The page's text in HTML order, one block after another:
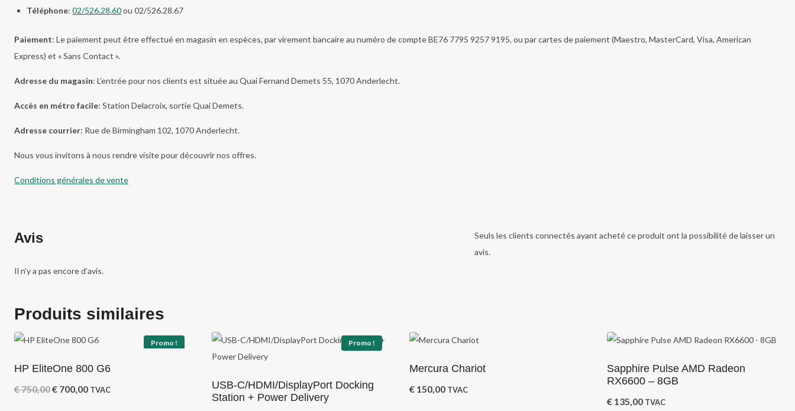
Téléphone: 02/526.28.60ou 02/526.28.67
Paiement: Le paiement peut être effectué en magasin en espèces, par virement bancaire au numéro de compte BE76 7795 9257 9195, ou par cartes de paiement (Maestro, MasterCard, Visa, American
Express) et « Sans Contact ».
Adresse du magasin: L’entrée pour nos clients est située au Quai Fernand Demets 55, 1070 Anderlecht.
Accès en métro facile: Station Delacroix, sortie Quai Demets.
Adresse courrier: Rue de Birmingham 102, 1070 Anderlecht.
Nous vous invitons à nous rendre visite pour découvrir nos offres.
Conditions générales de vente
Avis
Il n’y a pas encore d’avis.
Seuls les clients connectés ayant acheté ce produit ont la possibilité de laisser un
avis.
Produits similaires
Promo !
HP EliteOne 800 G6
€750,00Le
€ 700,00Le
TVAC
Promo !
USB-C/HDMI/DisplayPort Docking
Station + Power Delivery
Mercura Chariot
€ 150,00 TVAC
Sapphire Pulse AMD Radeon
RX6600 – 8GB
€ 135,00 TVAC